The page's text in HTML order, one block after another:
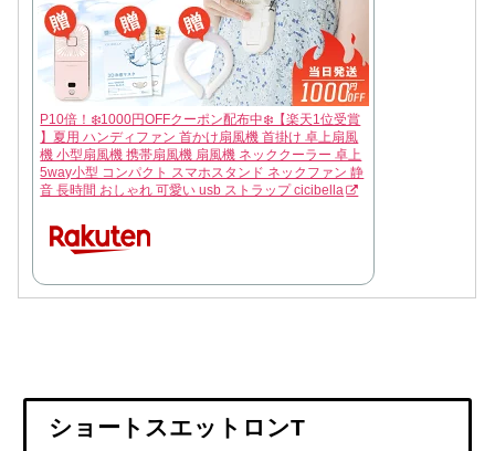
P10倍！❄️1000円OFFクーポン配布中❄️【楽天1位受賞
】夏用 ハンディファン 首かけ扇風機 首掛け 卓上扇風
機 小型扇風機 携帯扇風機 扇風機 ネッククーラー 卓上
5way小型 コンパクト スマホスタンド ネックファン 静
音 長時間 おしゃれ 可愛い usb ストラップ cicibella
ショートスエットロンT